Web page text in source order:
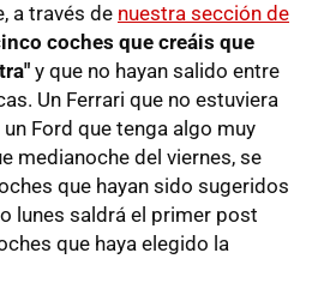
a través de nuestra sección de
coches que creáis que
y que no hayan salido entre
Un Ferrari que no estuviera
Ford que tenga algo muy
medianoche del viernes, se
que hayan sido sugeridos
lunes saldrá el primer post
que haya elegido la